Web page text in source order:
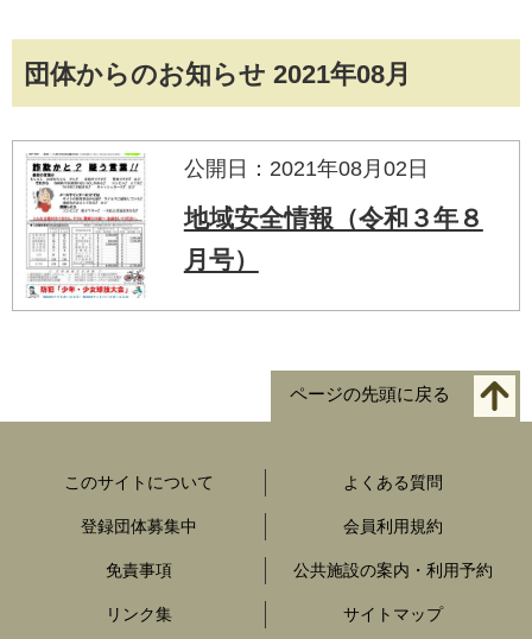
団体からのお知らせ 2021年08月
公開日：2021年08月02日
地域安全情報（令和３年８
月号）
ページの先頭に戻る
このサイトについて よくある質問
登録団体募集中 会員利用規約
免責事項 公共施設の案内・利用予約
リンク集 サイトマップ